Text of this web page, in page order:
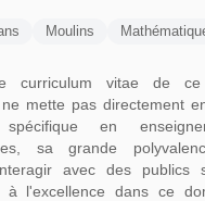
Moulins
curriculum vitae de ce
mette pas directement
spécifique en
sa grande
avec des publics
à l'excellence dans ce